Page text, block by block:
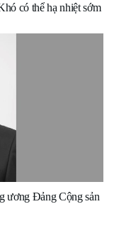
có thể hạ nhiệt sớm
ương Đảng Cộng sản